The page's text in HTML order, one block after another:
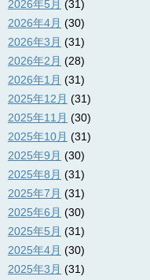
2026年5月 (31)
2026年4月 (30)
2026年3月 (31)
2026年2月 (28)
2026年1月 (31)
2025年12月 (31)
2025年11月 (30)
2025年10月 (31)
2025年9月 (30)
2025年8月 (31)
2025年7月 (31)
2025年6月 (30)
2025年5月 (31)
2025年4月 (30)
2025年3月 (31)